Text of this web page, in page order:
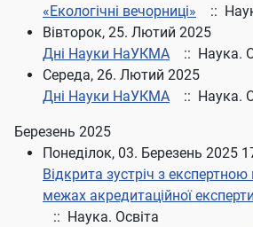
«Екологічні вечорниці»
::
Вівторок, 25. Лютий 2025
Дні Науки НаУКМА
:: Наука.
Середа, 26. Лютий 2025
Дні Науки НаУКМА
:: Наука.
Березень 2025
Понеділок, 03. Березень 2025
Відкрита зустріч з
межах акредитаційної
:: Наука. Освіта